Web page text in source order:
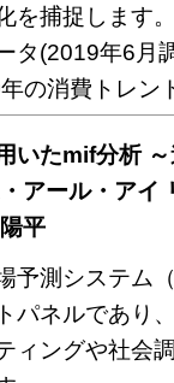
を捕捉します
タ(2019年6月
の消費トレン
いたmif分析
ル・アイ リ
平
予測システム
パネルであり
ィングや社会